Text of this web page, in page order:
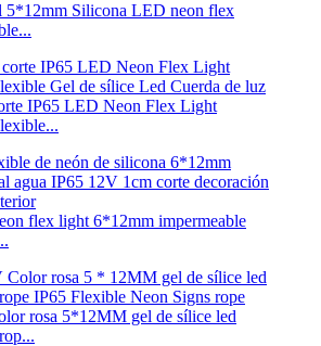
5*12mm Silicona LED neon flex
IP65 LED Neon Flex Light
flex light 6*12mm impermeable
rosa 5*12MM gel de sílice led